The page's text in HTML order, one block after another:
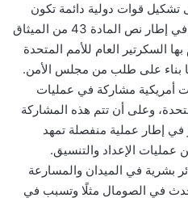
تشكيل قوات دولية دائمة تكون
تحت تصرف مجلس الأمن، سواء في إطار نص المادة 43 من الميثاق
السكرتير العام للأمم المتحدة
بناء على طلب من مجلس الأمن.
أمريكية مشاركة في عمليات
وعلى أن تتم هذه المشاركة
في إطار عملية منفصلة تمهد
عمليات الإعداد والتنسيق.
بشرية في الميدان والمسارعة
حدث في الصومال مثلًا وتسبب في